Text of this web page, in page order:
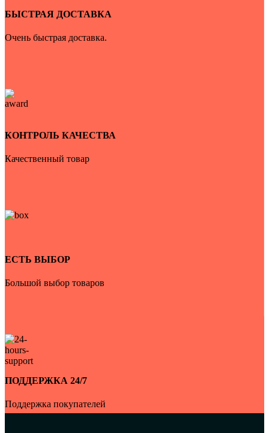
БЫСТРАЯ ДОСТАВКА
Очень быстрая доставка.
КОНТРОЛЬ КАЧЕСТВА
Качественный товар
ЕСТЬ ВЫБОР
Большой выбор товаров
ПОДДЕРЖКА 24/7
Поддержка покупателей